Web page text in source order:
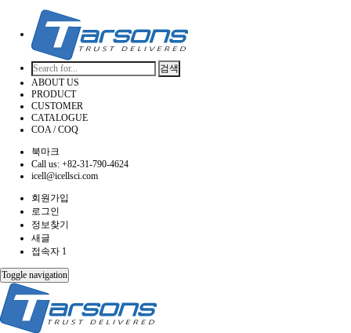
검색
ABOUT US
PRODUCT
CUSTOMER
CATALOGUE
COA / COQ
북마크
Call us: +82-31-790-4624
icell@icellsci.com
회원가입
로그인
정보찾기
새글
접속자 1
Toggle navigation